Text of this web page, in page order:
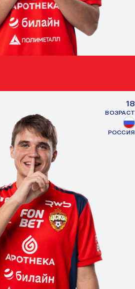
18
ВОЗРАСТ
РОССИЯ